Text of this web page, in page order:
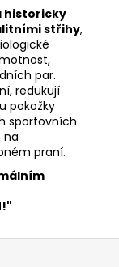
historicky
střihy,
par.
redukují
pokožky
sportovních
na
praní.